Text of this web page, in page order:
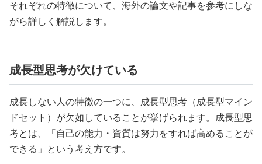
それぞれの特徴について、海外の論文や記事を参考にしな
がら詳しく解説します。
成長型思考が欠けている
成長しない人の特徴の一つに、成長型思考（成長型マイン
ドセット）が欠如していることが挙げられます。成長型思
考とは、「自己の能力・資質は努力をすれば高めることが
できる」という考え方です。